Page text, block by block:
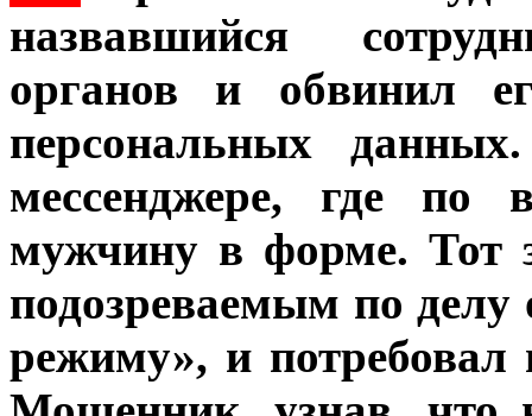
назвавшийся
органов и обвинил
персональных
мессенджере, где по
мужчину в форме. Тот
подозреваемым по делу
режиму», и потребовал